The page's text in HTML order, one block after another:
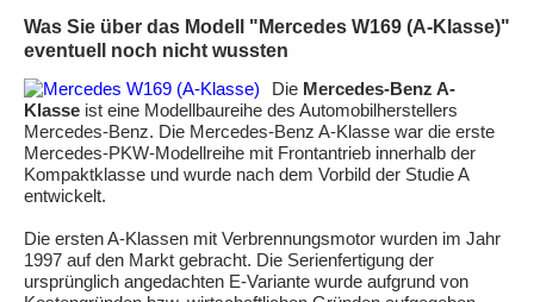
Was Sie über das Modell "Mercedes W169 (A-Klasse)"
eventuell noch nicht wussten
Die Mercedes-Benz A-
Klasse ist eine Modellbaureihe des Automobilherstellers
Mercedes-Benz. Die Mercedes-Benz A-Klasse war die erste
Mercedes-PKW-Modellreihe mit Frontantrieb innerhalb der
Kompaktklasse und wurde nach dem Vorbild der Studie A
entwickelt.
Die ersten A-Klassen mit Verbrennungsmotor wurden im Jahr
1997 auf den Markt gebracht. Die Serienfertigung der
ursprünglich angedachten E-Variante wurde aufgrund von